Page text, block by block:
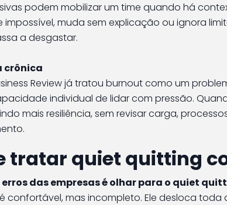
podem mobilizar um time quando há
muda sem explicação ou ignora
a desgastar.
crônica
Review já tratou burnout como um
individual de lidar com pressão.
mais resiliência, sem revisar carga,
tratar quiet quitting
erros das empresas é olhar para o quiet
confortável, mas incompleto. Ele desloca